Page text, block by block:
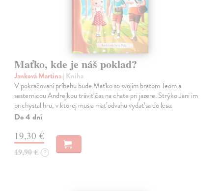
Maťko, kde je náš poklad?
Janková Martina| Kniha
V pokračovaní príbehu bude Maťko so svojím bratom Teom a
sesternicou Andrejkou tráviť čas na chate pri jazere. Strýko Jani im
prichystal hru, v ktorej musia mať odvahu vydať sa do lesa.
Do 4 dní
19,30 €
19,90 € ?